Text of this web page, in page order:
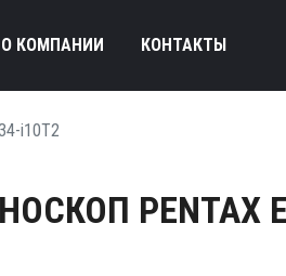
О КОМПАНИИ КОНТАКТЫ
i10T2
PENTAX